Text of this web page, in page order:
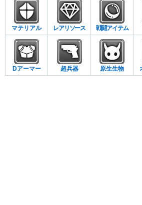
マテリアル レアリソース 戦闘アイテム
Dアーマー 超兵器 原生生物